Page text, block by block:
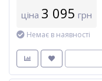
ціна 3 095 грн
Немає в наявності